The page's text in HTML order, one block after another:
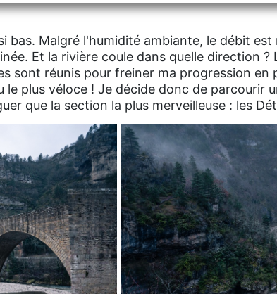
bas. Malgré l'humidité ambiante, le débit est
Et la rivière coule dans quelle direction ?
sont réunis pour freiner ma progression en
le plus véloce ! Je décide donc de parcourir
que la section la plus merveilleuse : les